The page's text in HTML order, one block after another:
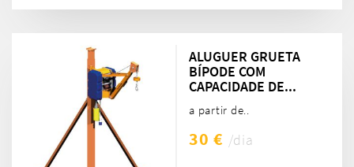
ALUGUER GRUETA
BÍPODE COM
CAPACIDADE DE...
a partir de..
30 € /dia